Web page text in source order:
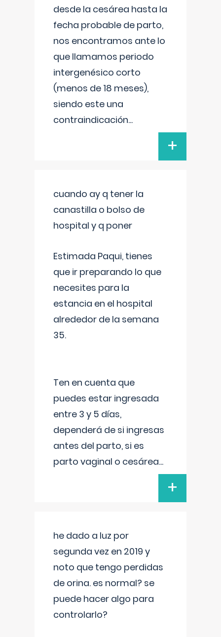
desde la cesárea hasta la
fecha probable de parto,
nos encontramos ante lo
que llamamos periodo
intergenésico corto
(menos de 18 meses),
siendo este una
contraindicación...
+
cuando ay q tener la
canastilla o bolso de
hospital y q poner
Estimada Paqui, tienes
que ir preparando lo que
necesites para la
estancia en el hospital
alrededor de la semana
35.
Ten en cuenta que
puedes estar ingresada
entre 3 y 5 días,
dependerá de si ingresas
antes del parto, si es
parto vaginal o cesárea...
+
he dado a luz por
segunda vez en 2019 y
noto que tengo perdidas
de orina. es normal? se
puede hacer algo para
controlarlo?